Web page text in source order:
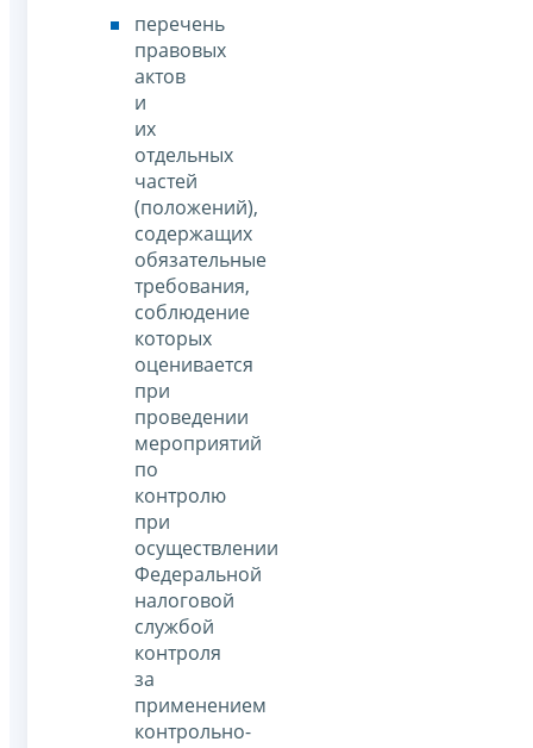
перечень
правовых
актов
и
их
отдельных
частей
(положений),
содержащих
обязательные
требования,
соблюдение
которых
оценивается
при
проведении
мероприятий
по
контролю
при
осуществлении
Федеральной
налоговой
службой
контроля
за
применением
контрольно-